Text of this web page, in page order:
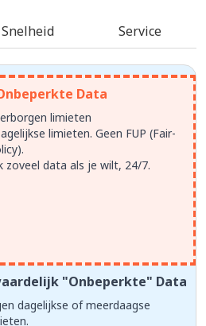
Snelheid Service
Data
limieten
limieten. Geen FUP (Fair-
zoveel data als je wilt, 24/7.
"Onbeperkte" Data
dagelijkse of meerdaagse